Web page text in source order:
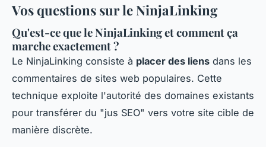
Vos questions sur le NinjaLinking
Qu'est-ce que le NinjaLinking et comment ça
marche exactement ?
Le NinjaLinking consiste à placer des liens dans les
commentaires de sites web populaires. Cette
technique exploite l'autorité des domaines existants
pour transférer du "jus SEO" vers votre site cible de
manière discrète.